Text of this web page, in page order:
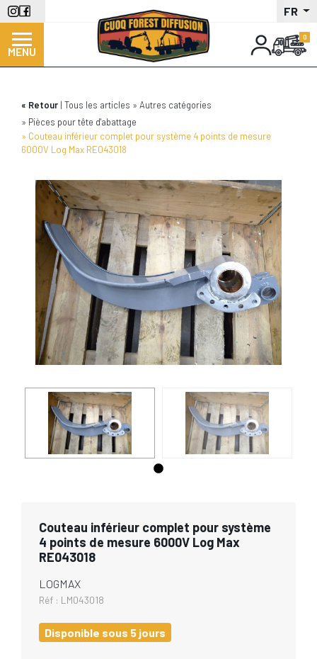
Aller
au
contenu
principal
FR
MENU
Retour Tous les articles
Autres catégories
Pièces pour tête d'abattage
Couteau inférieur complet pour système 4 points de mesure
6000V Log Max RE043018
Couteau inférieur complet pour système
4 points de mesure 6000V Log Max
RE043018
LOGMAX
Réf : LM043018
Disponible sous 5 jours